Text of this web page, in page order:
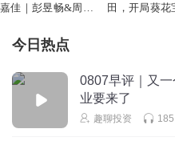
嘉佳｜彭昱畅&周也
田，开局葵花
今日热点
0807早评｜又
业要来了
趣聊投资 185